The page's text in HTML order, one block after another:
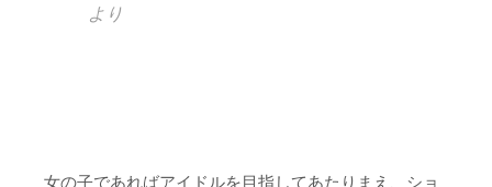
より
女の子であればアイドルを目指してあたりまえ、ショ